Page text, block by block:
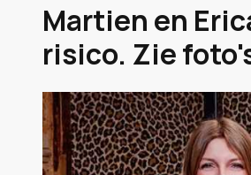
Martien en
risico. Zie